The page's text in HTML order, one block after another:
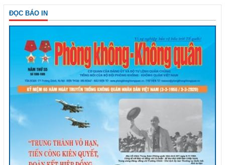
ĐỌC BÁO IN